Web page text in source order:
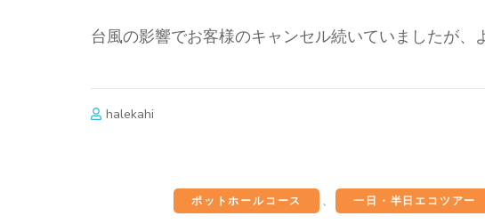
台風の影響でお客様のキャンセル続いていましたが
halekahi
ポットホールコース 、 一日・半日エコツアー